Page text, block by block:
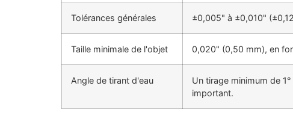
Tolérances générales ±0,005" à ±0,010"
Taille minimale de l'objet 0,020" (0,50 mm), en
Angle de tirant d'eau
Un tirage minimum de
important.